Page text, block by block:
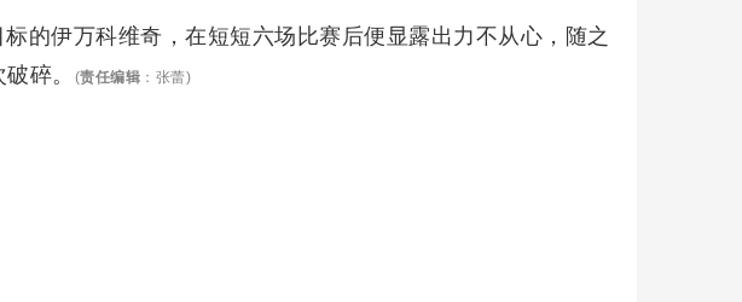
的伊万科维奇，在短短六场比赛后便显露出力不从心，随之
碎。
(责任编辑 ：张蕾)